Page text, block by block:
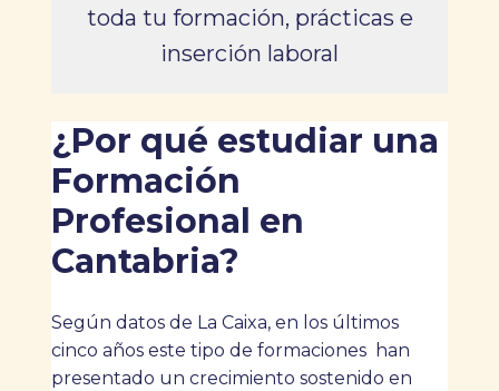
toda tu formación, prácticas e
inserción laboral
¿Por qué estudiar una
Formación
Profesional en
Cantabria?
Según datos de La Caixa, en los últimos
cinco años este tipo de formaciones han
presentado un crecimiento sostenido en